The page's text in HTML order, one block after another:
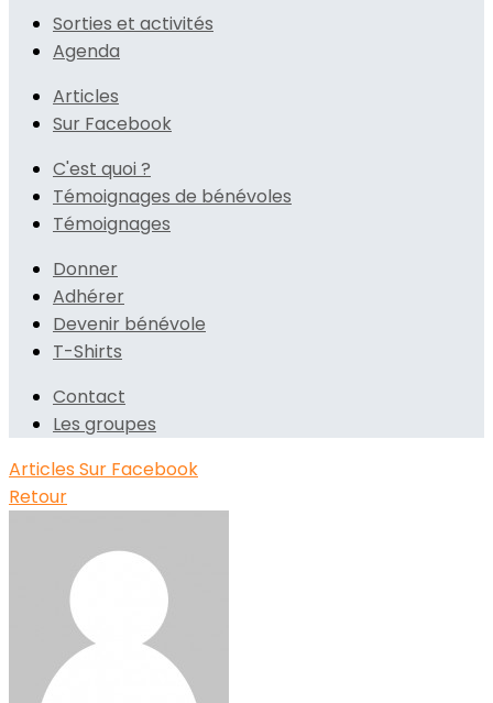
Sorties et activités
Agenda
Articles
Sur Facebook
C'est quoi ?
Témoignages de bénévoles
Témoignages
Donner
Adhérer
Devenir bénévole
T-Shirts
Contact
Les groupes
Articles Sur Facebook
Retour